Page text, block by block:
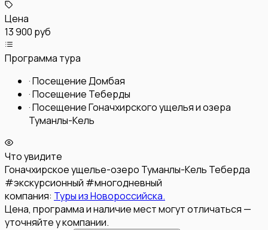
Цена
13 900 руб
Программа тура
·Посещение Домбая
·Посещение Теберды
·Посещение Гоначхирского ущелья и озера
Туманлы-Кель
Что увидите
Гоначхирское ущелье-озеро Туманлы-Кель Теберда
#экскурсионный #многодневный
компания: Туры из Новороссийска.
Цена, программа и наличие мест могут отличаться —
уточняйте у компании.